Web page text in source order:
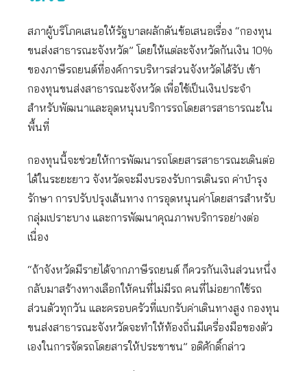
สภาผู้บริโภคเสนอให้รัฐบาลผลักดันข้อเสนอเรื่อง “กองทุน
ขนส่งสาธารณะจังหวัด” โดยให้แต่ละจังหวัดกันเงิน 10%
ของภาษีรถยนต์ที่องค์การบริหารส่วนจังหวัดได้รับ เข้า
กองทุนขนส่งสาธารณะจังหวัด เพื่อใช้เป็นเงินประจำ
สำหรับพัฒนาและอุดหนุนบริการรถโดยสารสาธารณะใน
พื้นที่
กองทุนนี้จะช่วยให้การพัฒนารถโดยสารสาธารณะเดินต่อ
ได้ในระยะยาว จังหวัดจะมีงบรองรับการเดินรถ ค่าบำรุง
รักษา การปรับปรุงเส้นทาง การอุดหนุนค่าโดยสารสำหรับ
กลุ่มเปราะบาง และการพัฒนาคุณภาพบริการอย่างต่อ
เนื่อง
“ถ้าจังหวัดมีรายได้จากภาษีรถยนต์ ก็ควรกันเงินส่วนหนึ่ง
กลับมาสร้างทางเลือกให้คนที่ไม่มีรถ คนที่ไม่อยากใช้รถ
ส่วนตัวทุกวัน และครอบครัวที่แบกรับค่าเดินทางสูง กองทุน
ขนส่งสาธารณะจังหวัดจะทำให้ท้องถิ่นมีเครื่องมือของตัว
เองในการจัดรถโดยสารให้ประชาชน” อดิศักดิ์กล่าว